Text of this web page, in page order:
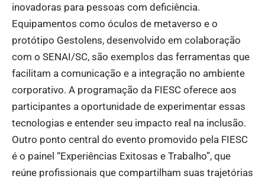
inovadoras para pessoas com deficiência.
Equipamentos como óculos de metaverso e o
protótipo Gestolens, desenvolvido em colaboração
com o SENAI/SC, são exemplos das ferramentas que
facilitam a comunicação e a integração no ambiente
corporativo. A programação da FIESC oferece aos
participantes a oportunidade de experimentar essas
tecnologias e entender seu impacto real na inclusão.
Outro ponto central do evento promovido pela FIESC
é o painel “Experiências Exitosas e Trabalho”, que
reúne profissionais que compartilham suas trajetórias